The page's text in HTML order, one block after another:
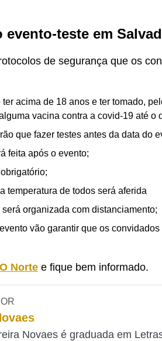
teste em
de segurança que os
acima de 18 anos e ter tomado,
vacina contra a covid-19 até o
que fazer testes antes da data do
feita após o evento;
temperatura de todos será aferida
organizada com distanciamento;
vão garantir que os
O Norte e fique bem informado.
Novaes é graduada em